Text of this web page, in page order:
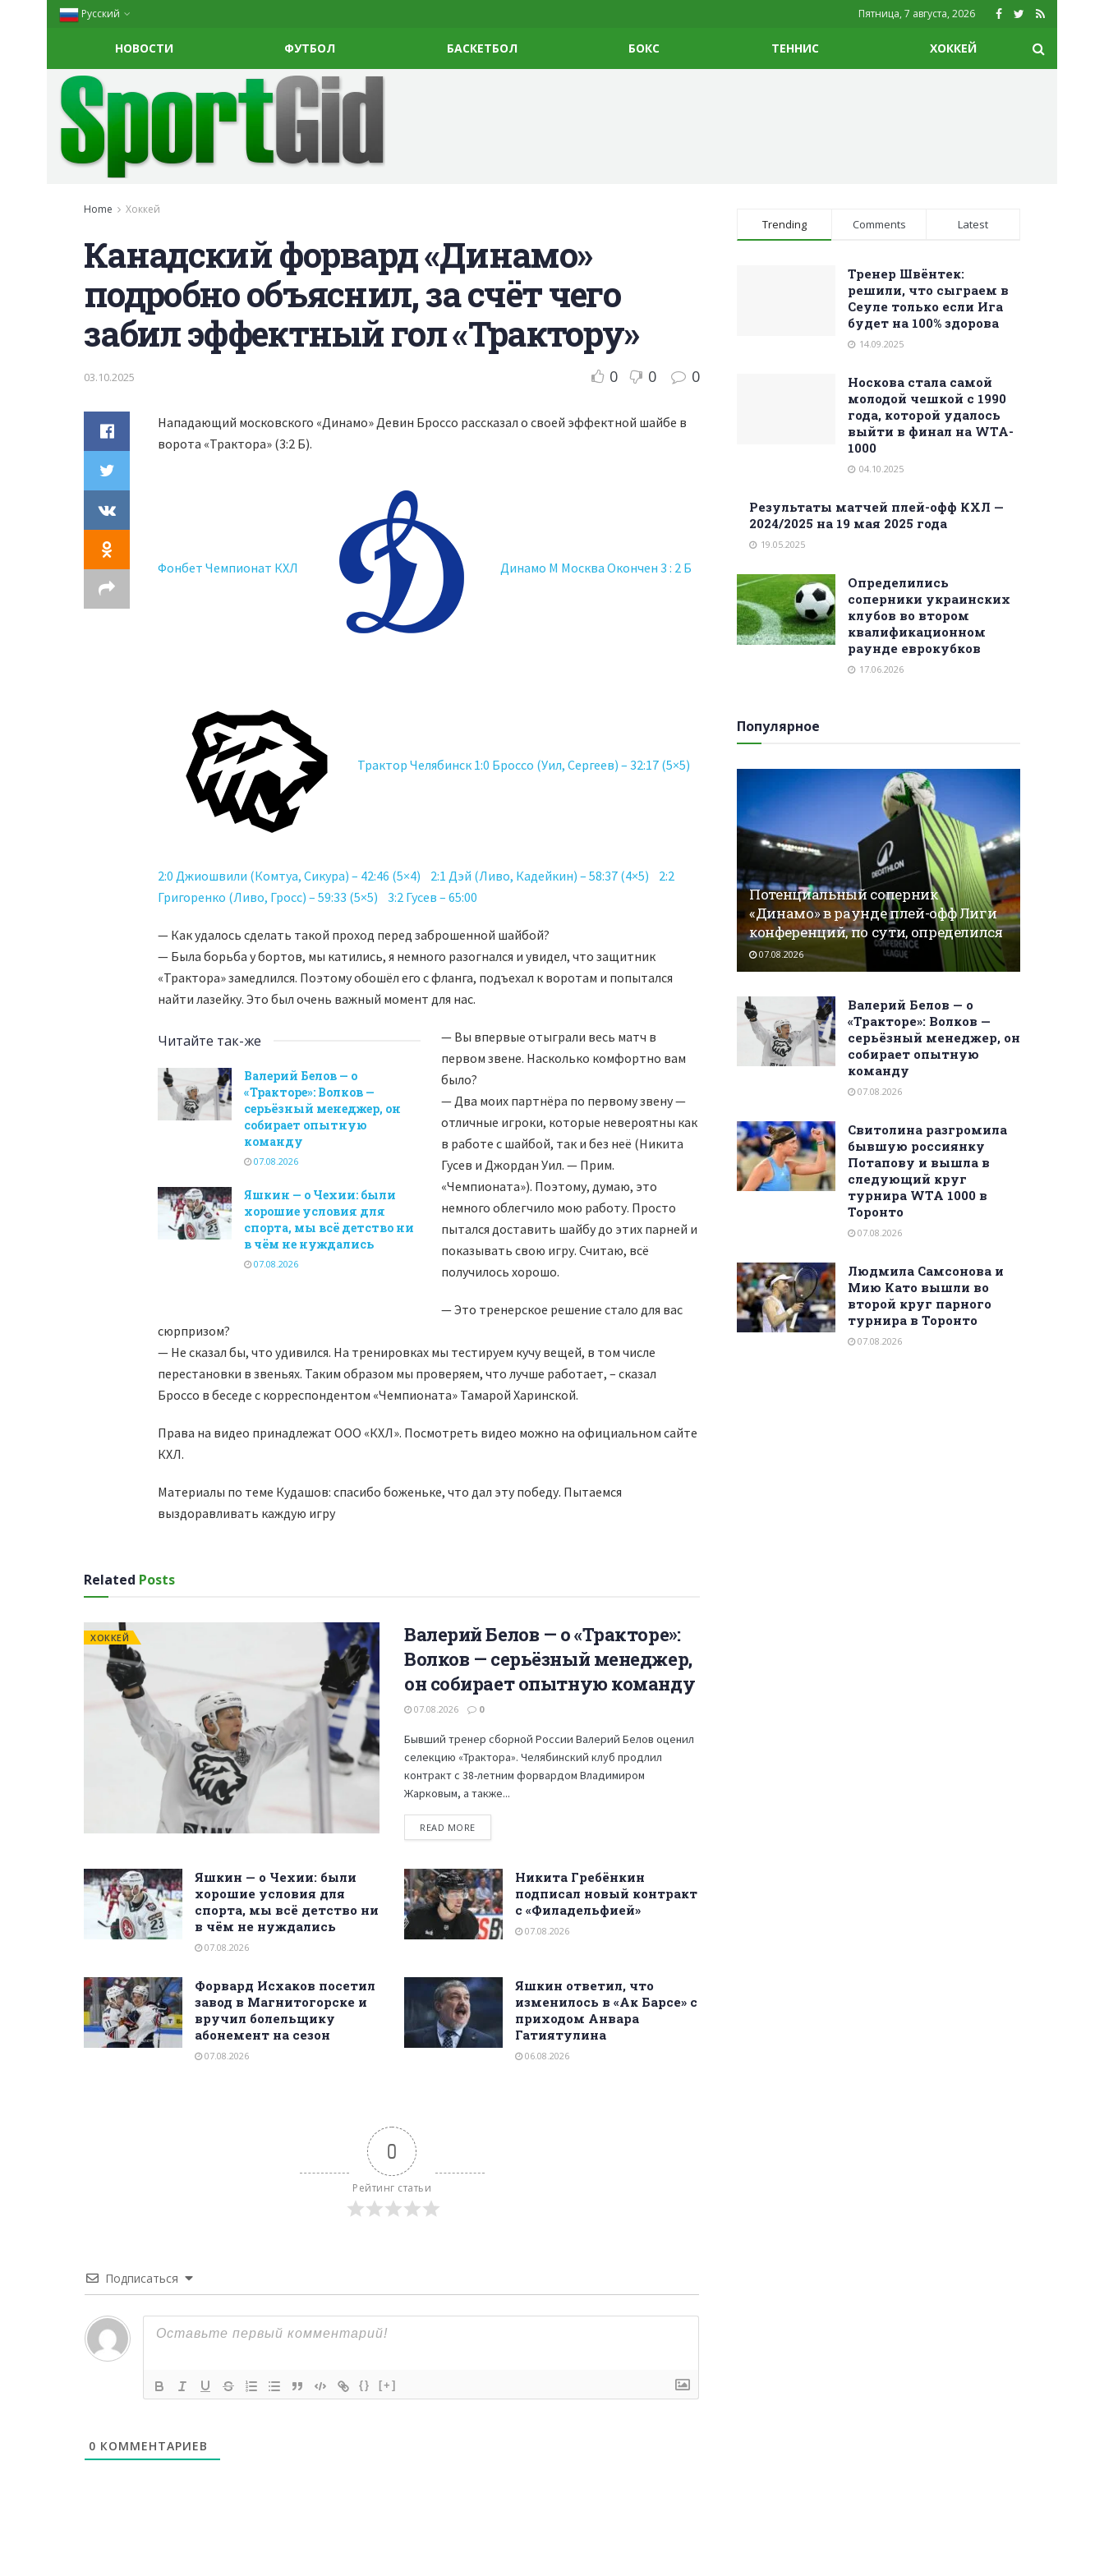
Русский Пятница, 7 августа, 2026
НОВОСТИ ФУТБОЛ БАСКЕТБОЛ БОКС ТЕННИС ХОККЕЙ
Home Хоккей
Канадский форвард «Динамо»
подробно объяснил, за счёт чего
забил эффектный гол «Трактору»
03.10.2025 0 0 0
Нападающий московского «Динамо» Девин Броссо рассказал о своей эффектной шайбе в
ворота «Трактора» (3:2 Б).
Фонбет Чемпионат КХЛ Динамо М Москва Окончен 3 : 2 Б
Трактор Челябинск 1:0 Броссо (Уил, Сергеев) – 32:17 (5×5)
2:0 Джиошвили (Комтуа, Сикура) – 42:46 (5×4) 2:1 Дэй (Ливо, Кадейкин) – 58:37 (4×5) 2:2
Григоренко (Ливо, Гросс) – 59:33 (5×5) 3:2 Гусев – 65:00
— Как удалось сделать такой проход перед заброшенной шайбой?
— Была борьба у бортов, мы катились, я немного разогнался и увидел, что защитник
«Трактора» замедлился. Поэтому обошёл его с фланга, подъехал к воротам и попытался
найти лазейку. Это был очень важный момент для нас.
Читайте так-же
Валерий Белов — о
«Тракторе»: Волков —
серьёзный менеджер, он
собирает опытную
команду
07.08.2026
Яшкин — о Чехии: были
хорошие условия для
спорта, мы всё детство ни
в чём не нуждались
07.08.2026
— Вы впервые отыграли весь матч в
первом звене. Насколько комфортно вам
было?
— Два моих партнёра по первому звену —
отличные игроки, которые невероятны как
в работе с шайбой, так и без неё (Никита
Гусев и Джордан Уил. — Прим.
«Чемпионата»). Поэтому, думаю, это
немного облегчило мою работу. Просто
пытался доставить шайбу до этих парней и
показывать свою игру. Считаю, всё
получилось хорошо.
— Это тренерское решение стало для вас
сюрпризом?
— Не сказал бы, что удивился. На тренировках мы тестируем кучу вещей, в том числе
перестановки в звеньях. Таким образом мы проверяем, что лучше работает, – сказал
Броссо в беседе с корреспондентом «Чемпионата» Тамарой Харинской.
Права на видео принадлежат ООО «КХЛ». Посмотреть видео можно на официальном сайте
КХЛ.
Материалы по теме Кудашов: спасибо боженьке, что дал эту победу. Пытаемся
выздоравливать каждую игру
Related Posts
ХОККЕЙ
Валерий Белов — о «Тракторе»:
Волков — серьёзный менеджер,
он собирает опытную команду
07.08.2026 0
Бывший тренер сборной России Валерий Белов оценил
селекцию «Трактора». Челябинский клуб продлил
контракт с 38-летним форвардом Владимиром
Жарковым, а также...
READ MORE
Яшкин — о Чехии: были
хорошие условия для
спорта, мы всё детство ни
в чём не нуждались
07.08.2026
Никита Гребёнкин
подписал новый контракт
с «Филадельфией»
07.08.2026
Форвард Исхаков посетил
завод в Магнитогорске и
вручил болельщику
абонемент на сезон
07.08.2026
Яшкин ответил, что
изменилось в «Ак Барсе» с
приходом Анвара
Гатиятулина
06.08.2026
0
Рейтинг статьи
Подписаться
{} [+]
0 КОММЕНТАРИЕВ
Trending Comments Latest
Тренер Швёнтек:
решили, что сыграем в
Сеуле только если Ига
будет на 100% здорова
14.09.2025
Носкова стала самой
молодой чешкой с 1990
года, которой удалось
выйти в финал на WTA-
1000
04.10.2025
Результаты матчей плей-офф КХЛ —
2024/2025 на 19 мая 2025 года
19.05.2025
Определились
соперники украинских
клубов во втором
квалификационном
раунде еврокубков
17.06.2026
Популярное
Потенциальный соперник
«Динамо» в раунде плей-офф Лиги
конференций, по сути, определился
07.08.2026
Валерий Белов — о
«Тракторе»: Волков —
серьёзный менеджер, он
собирает опытную
команду
07.08.2026
Свитолина разгромила
бывшую россиянку
Потапову и вышла в
следующий круг
турнира WTA 1000 в
Торонто
07.08.2026
Людмила Самсонова и
Мию Като вышли во
второй круг парного
турнира в Торонто
07.08.2026